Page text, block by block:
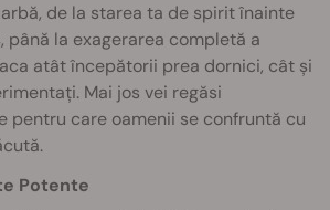
de la starea ta de spirit înainte
până la exagerarea completă a
atât începătorii prea dornici, cât și
Mai jos vei regăsi
pentru care oamenii se confruntă cu
Potente